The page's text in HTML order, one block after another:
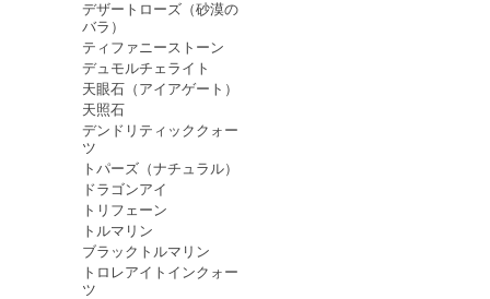
デザートローズ（砂漠の
バラ）
ティファニーストーン
デュモルチェライト
天眼石（アイアゲート）
天照石
デンドリティッククォー
ツ
トパーズ（ナチュラル）
ドラゴンアイ
トリフェーン
トルマリン
ブラックトルマリン
トロレアイトインクォー
ツ